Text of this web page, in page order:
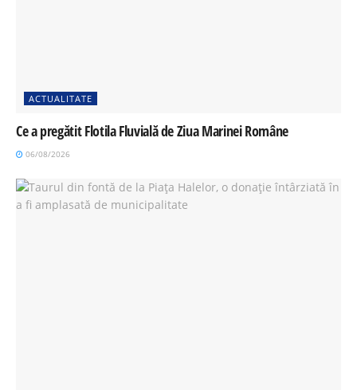
ACTUALITATE
Ce a pregătit Flotila Fluvială de Ziua Marinei Române
06/08/2026